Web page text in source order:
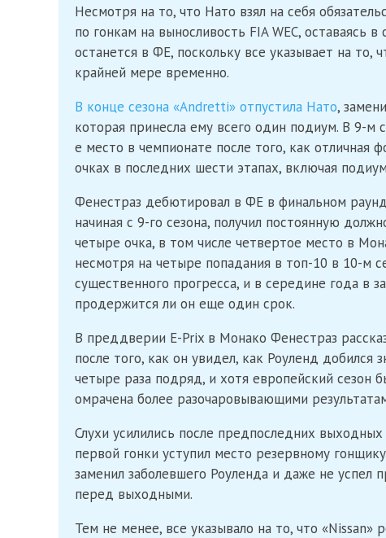
Несмотря на то, что Нато взял на себя
по гонкам на выносливость FIA WEC, оставаясь
останется в ФE, поскольку все указывает на
крайней мере временно.
В конце сезона «Andretti» отпустила Нато,
которая принесла ему всего один подиум. В 9-м
е место в чемпионате после того, как отличная
очках в последних шести этапах, включая
Фенестраз дебютировал в ФE в финальном
начиная с 9-го сезона, получил постоянную
четыре очка, в том числе четвертое место в
несмотря на четыре попадания в топ-10 в 10-м
существенного прогресса, и в середине года в
продержится ли он еще один срок.
В преддверии E-Prix в Монако Фенестраз
после того, как он увидел, как Роуленд добился
четыре раза подряд, и хотя европейский
омрачена более разочаровывающими
Слухи усилились после предпоследних
первой гонки уступил место резервному
заменил заболевшего Роуленда и даже не успел
перед выходными.
Тем не менее, все указывало на то, что